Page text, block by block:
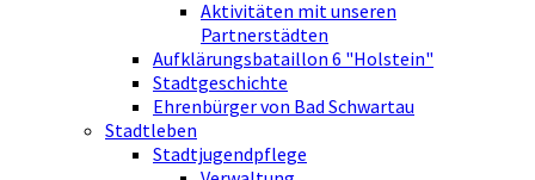
Aktivitäten mit unseren
Partnerstädten
Aufklärungsbataillon 6 "Holstein"
Stadtgeschichte
Ehrenbürger von Bad Schwartau
Stadtleben
Stadtjugendpflege